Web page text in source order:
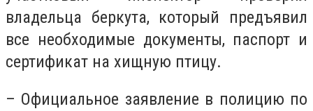
владельца беркута, который предъявил
все необходимые документы, паспорт и
сертификат на хищную птицу.
– Официальное заявление в полицию по